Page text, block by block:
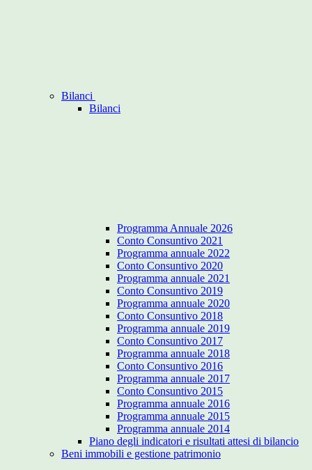
Bilanci
Bilanci
Programma Annuale 2026
Conto Consuntivo 2021
Programma annuale 2022
Conto Consuntivo 2020
Programma annuale 2021
Conto Consuntivo 2019
Programma annuale 2020
Conto Consuntivo 2018
Programma annuale 2019
Conto Consuntivo 2017
Programma annuale 2018
Conto Consuntivo 2016
Programma annuale 2017
Conto Consuntivo 2015
Programma annuale 2016
Programma annuale 2015
Programma annuale 2014
Piano degli indicatori e risultati attesi di bilancio
Beni immobili e gestione patrimonio